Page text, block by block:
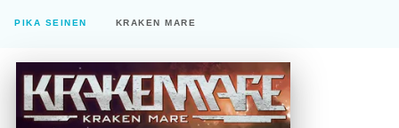
PIKA SEINEN KRAKEN MARE